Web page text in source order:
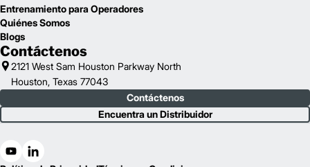
Entrenamiento para Operadores
Quiénes Somos
Blogs
Contáctenos
2121 West Sam Houston Parkway North
Houston, Texas 77043
Contáctenos
Encuentra un Distribuidor